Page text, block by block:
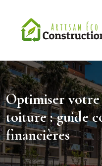
Optimiser
toiture : guide
financières